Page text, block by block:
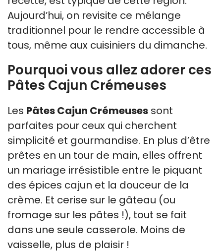
Aujourd’hui, on revisite ce mélange
traditionnel pour le rendre accessible à
tous, même aux cuisiniers du dimanche.
Pourquoi vous allez adorer ces
Pâtes Cajun Crémeuses
Les Pâtes Cajun Crémeuses sont
parfaites pour ceux qui cherchent
simplicité et gourmandise. En plus d’être
prêtes en un tour de main, elles offrent
un mariage irrésistible entre le piquant
des épices cajun et la douceur de la
crème. Et cerise sur le gâteau (ou
fromage sur les pâtes !), tout se fait
dans une seule casserole. Moins de
vaisselle, plus de plaisir !